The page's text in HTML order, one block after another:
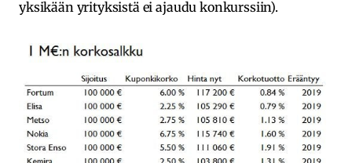
yksikään yrityksistä ei ajaudu konkurssiin).